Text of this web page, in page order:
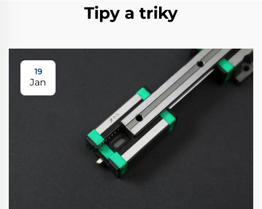
Tipy a triky
19
Jan